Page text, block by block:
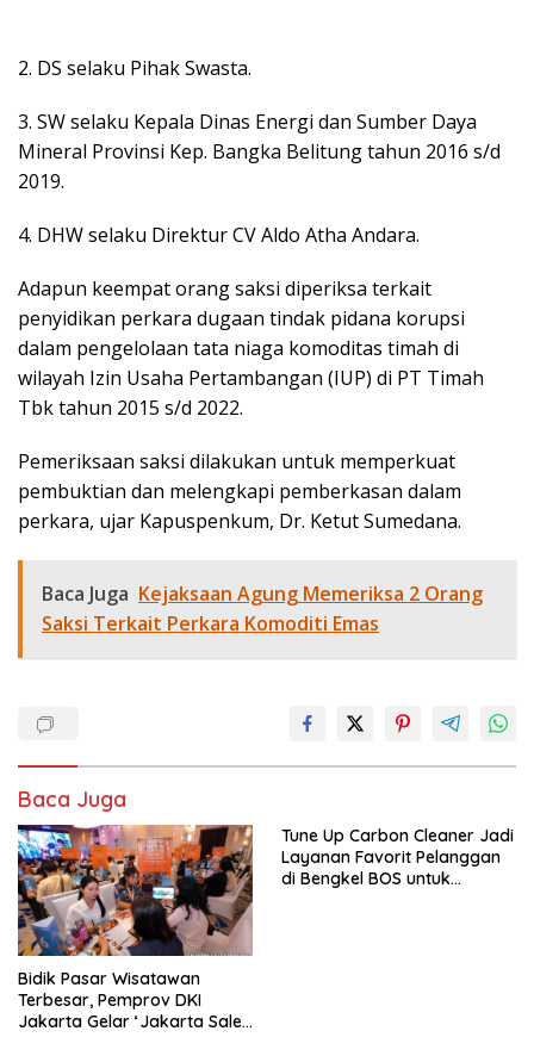
2. DS selaku Pihak Swasta.
3. SW selaku Kepala Dinas Energi dan Sumber Daya
Mineral Provinsi Kep. Bangka Belitung tahun 2016 s/d
2019.
4. DHW selaku Direktur CV Aldo Atha Andara.
Adapun keempat orang saksi diperiksa terkait
penyidikan perkara dugaan tindak pidana korupsi
dalam pengelolaan tata niaga komoditas timah di
wilayah Izin Usaha Pertambangan (IUP) di PT Timah
Tbk tahun 2015 s/d 2022.
Pemeriksaan saksi dilakukan untuk memperkuat
pembuktian dan melengkapi pemberkasan dalam
perkara, ujar Kapuspenkum, Dr. Ketut Sumedana.
Baca Juga Kejaksaan Agung Memeriksa 2 Orang
Saksi Terkait Perkara Komoditi Emas
Baca Juga
Bidik Pasar Wisatawan
Terbesar, Pemprov DKI
Jakarta Gelar ‘Jakarta Sales
Tune Up Carbon Cleaner Jadi
Layanan Favorit Pelanggan
di Bengkel BOS untuk